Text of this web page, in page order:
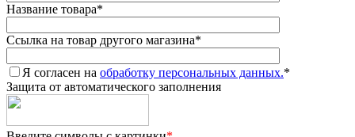
Название товара*
Ссылка на товар другого магазина*
Я согласен на обработку персональных данных.*
Защита от автоматического заполнения